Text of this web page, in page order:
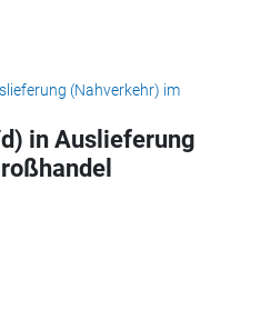
in Auslieferung